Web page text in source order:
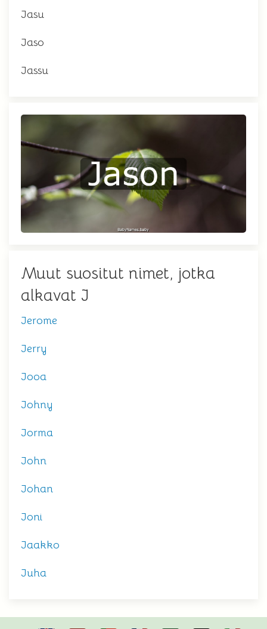
Jasu
Jaso
Jassu
Muut suositut nimet, jotka
alkavat J
Jerome
Jerry
Jooa
Johny
Jorma
John
Johan
Joni
Jaakko
Juha